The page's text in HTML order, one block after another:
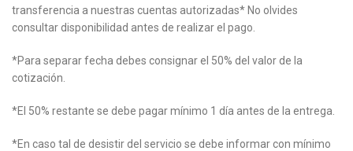
transferencia a nuestras cuentas autorizadas* No olvides
consultar disponibilidad antes de realizar el pago.
*Para separar fecha debes consignar el 50% del valor de la
cotización.
*El 50% restante se debe pagar mínimo 1 día antes de la entrega.
*En caso tal de desistir del servicio se debe informar con mínimo